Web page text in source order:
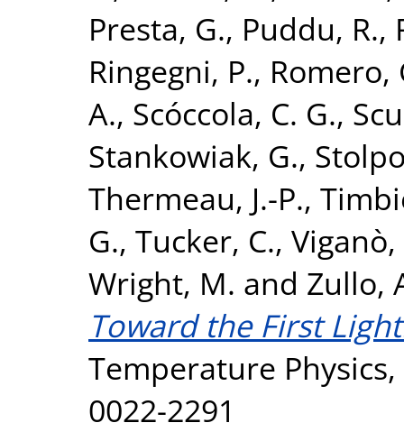
Presta, G., Puddu, R.,
Ringegni, P., Romero,
A., Scóccola, C. G.,
Stankowiak, G.,
Thermeau, J.-P.,
G., Tucker, C., Viganò,
Wright, M. and Zullo,
Toward the First
Temperature Physics,
0022-2291